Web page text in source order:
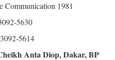
Communication 1981
5630
5614
Anta Diop, Dakar, BP